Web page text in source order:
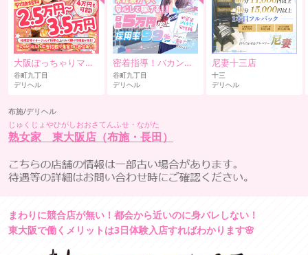
大阪ぽっちゃりマニア 谷九店
谷町九丁目
デリヘル
密着指導！バカンス学園 谷九校
谷町九丁目
デリヘル
尼妻十三店
十三
デリヘル
布施/デリヘル
じゅくじょやひがしおおさてんふせ・ながた
熟女家 東大阪店（布施・長田）
まわりに競合店が無い！都会から近いのに身バレしない！
東大阪で働くメリットは3日体験入店すればわかります🌸